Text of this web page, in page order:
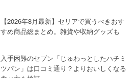
【2026年8月最新】セリアで買うべきおす
すめ商品総まとめ。雑貨や収納グッズも
入手困難のセブン「じゅわっとしたハチミ
ツパン」は口コミ通り？よりおいしくなる